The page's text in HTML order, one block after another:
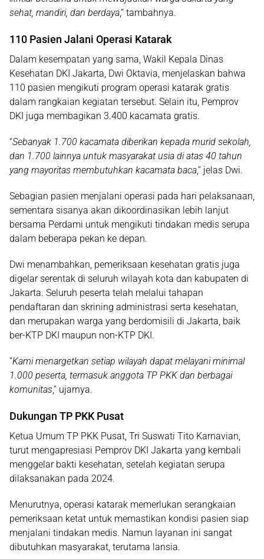
sehat, mandiri, dan berdaya,” tambahnya.
110 Pasien Jalani Operasi Katarak
Dalam kesempatan yang sama, Wakil Kepala Dinas
Kesehatan DKI Jakarta, Dwi Oktavia, menjelaskan bahwa
110 pasien mengikuti program operasi katarak gratis
dalam rangkaian kegiatan tersebut. Selain itu, Pemprov
DKI juga membagikan 3.400 kacamata gratis.
“Sebanyak 1.700 kacamata diberikan kepada murid sekolah,
dan 1.700 lainnya untuk masyarakat usia di atas 40 tahun
yang mayoritas membutuhkan kacamata baca,” jelas Dwi.
Sebagian pasien menjalani operasi pada hari pelaksanaan,
sementara sisanya akan dikoordinasikan lebih lanjut
bersama Perdami untuk mengikuti tindakan medis serupa
dalam beberapa pekan ke depan.
Dwi menambahkan, pemeriksaan kesehatan gratis juga
digelar serentak di seluruh wilayah kota dan kabupaten di
Jakarta. Seluruh peserta telah melalui tahapan
pendaftaran dan skrining administrasi serta kesehatan,
dan merupakan warga yang berdomisili di Jakarta, baik
ber-KTP DKI maupun non-KTP DKI.
“Kami menargetkan setiap wilayah dapat melayani minimal
1.000 peserta, termasuk anggota TP PKK dan berbagai
komunitas,” ujarnya.
Dukungan TP PKK Pusat
Ketua Umum TP PKK Pusat, Tri Suswati Tito Karnavian,
turut mengapresiasi Pemprov DKI Jakarta yang kembali
menggelar bakti kesehatan, setelah kegiatan serupa
dilaksanakan pada 2024.
Menurutnya, operasi katarak memerlukan serangkaian
pemeriksaan ketat untuk memastikan kondisi pasien siap
menjalani tindakan medis. Namun layanan ini sangat
dibutuhkan masyarakat, terutama lansia.